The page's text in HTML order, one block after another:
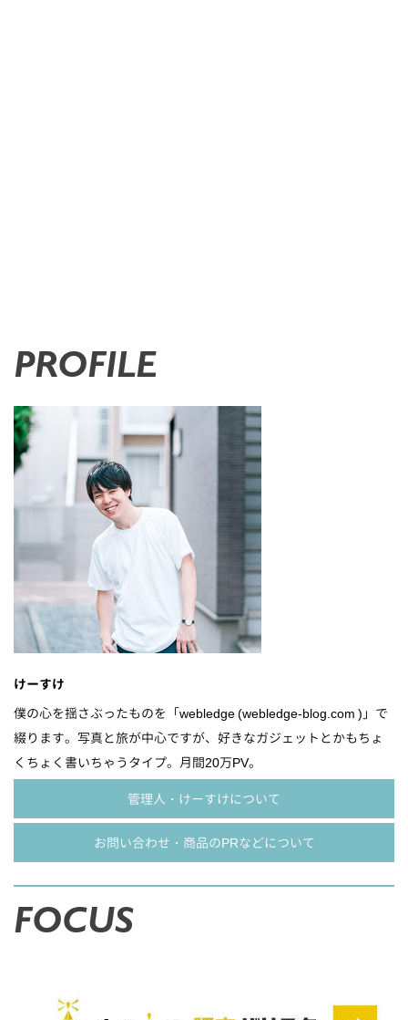
PROFILE
けーすけ
僕の心を揺さぶったものを「webledge (webledge-blog.com )」で
綴ります。写真と旅が中心ですが、好きなガジェットとかもちょ
くちょく書いちゃうタイプ。月間20万PV。
管理人・けーすけについて
お問い合わせ・商品のPRなどについて
FOCUS